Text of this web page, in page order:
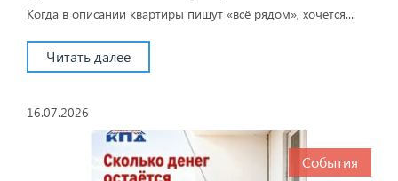
Когда в описании квартиры пишут «всё рядом», хочется...
Читать далее
16.07.2026
События